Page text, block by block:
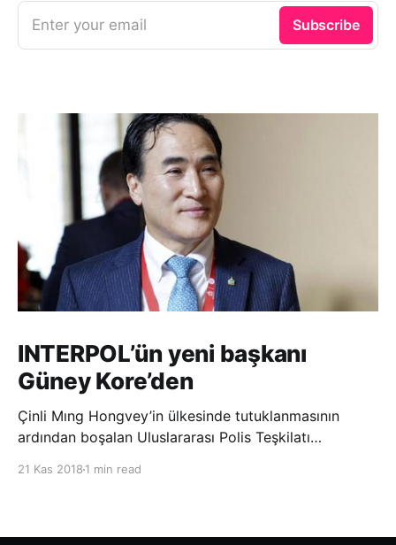
Enter your email Subscribe
INTERPOL’ün yeni başkanı
Güney Kore’den
Çinli Mıng Hongvey’in ülkesinde tutuklanmasının
ardından boşalan Uluslararası Polis Teşkilatı
21 Kas 2018 1 min read